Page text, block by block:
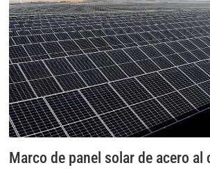
Marco de panel solar de acero al